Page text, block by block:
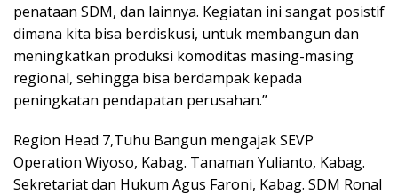
penataan SDM, dan lainnya. Kegiatan ini sangat posistif
dimana kita bisa berdiskusi, untuk membangun dan
meningkatkan produksi komoditas masing-masing
regional, sehingga bisa berdampak kepada
peningkatan pendapatan perusahan.”
Region Head 7,Tuhu Bangun mengajak SEVP
Operation Wiyoso, Kabag. Tanaman Yulianto, Kabag.
Sekretariat dan Hukum Agus Faroni, Kabag. SDM Ronal